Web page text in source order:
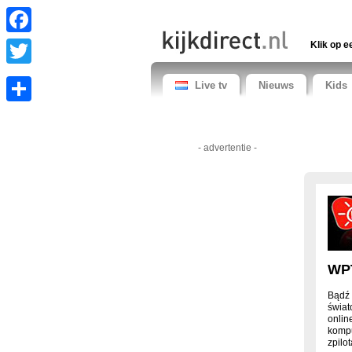
Facebook
Twitter
Klik op
Live tv Nieuws Kids
- advertentie -